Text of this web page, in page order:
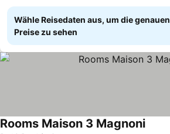
Wähle Reisedaten aus, um die genauen
Preise zu sehen
Rooms Maison 3 Magnoni